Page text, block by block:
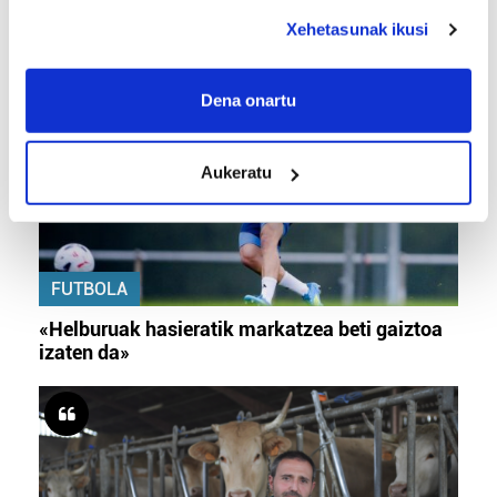
If you allow, we would also like to:
Collect information about your geographical
Identify your device by actively scanning it for
specific characteristics (fingerprinting)
Find out more about how your personal data is processed
and set your preferences in the
details section
prozesatzen ditugu, zure IP zenbakia, besteak beste,
pertsonalizatuak eskaintzeko, iragarkiak eta edukia
neurtzeko, jendeari buruzko informazioa biltzeko eta
produktuak garatzeko. Zure datuak nork eta zertarako
erabiltzen dituen hauta dezakezu.
Xehetasunak ikusi
Dena onartu
Aukeratu
FUTBOLA
«Helburuak hasieratik markatzea beti gaiztoa
izaten da»